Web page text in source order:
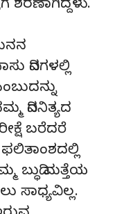
ಶರಣಾಗಿದ್ದಳು.
ದಿನಗಳಲ್ಲಿ
ದಿನನಿತ್ಯದ
ಬರೆದರೆ
ಫಲಿತಾಂಶದಲ್ಲಿ
ಬುದ್ಧಿ ಮತ್ತೆಯ
ಸಾಧ್ಯವಿಲ್ಲ.